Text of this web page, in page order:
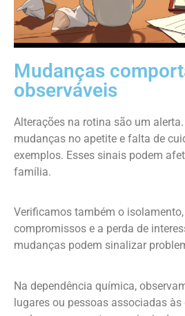
Mudanças
observáveis
Alterações na rotina são um
mudanças no apetite e falta de
exemplos. Esses sinais podem
família.
Verificamos também o
compromissos e a perda de
mudanças podem sinalizar
Na dependência química,
lugares ou pessoas associadas